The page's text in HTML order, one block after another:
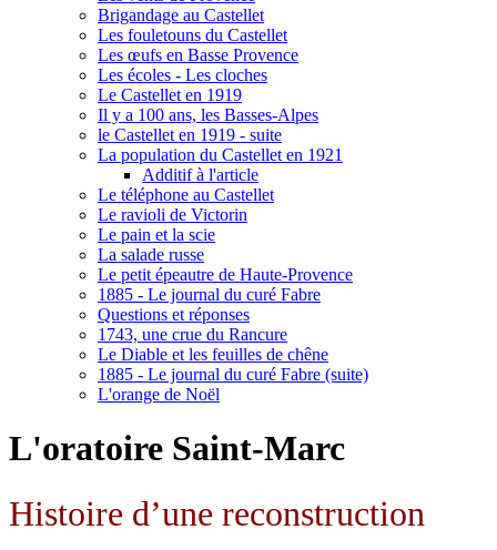
Brigandage au Castellet
Les fouletouns du Castellet
Les œufs en Basse Provence
Les écoles - Les cloches
Le Castellet en 1919
Il y a 100 ans, les Basses-Alpes
le Castellet en 1919 - suite
La population du Castellet en 1921
Additif à l'article
Le téléphone au Castellet
Le ravioli de Victorin
Le pain et la scie
La salade russe
Le petit épeautre de Haute-Provence
1885 - Le journal du curé Fabre
Questions et réponses
1743, une crue du Rancure
Le Diable et les feuilles de chêne
1885 - Le journal du curé Fabre (suite)
L'orange de Noël
L'oratoire Saint-Marc
Histoire d’une reconstruction